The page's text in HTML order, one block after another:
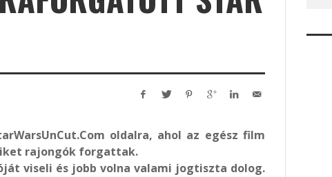
oldalra, ahol az egész film
rajongók forgattak.
viseli és jobb volna valami jogtiszta dolog.
for: